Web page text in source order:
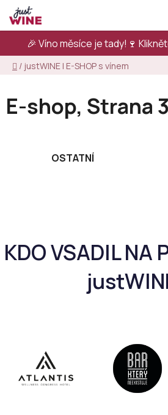
Přejít
na
obsah
🎉 Víno měsíce je tady!🍷
Domů
/ justWINE | E-SHOP s vínem
E-shop, Strana 3
OSTATNÍ